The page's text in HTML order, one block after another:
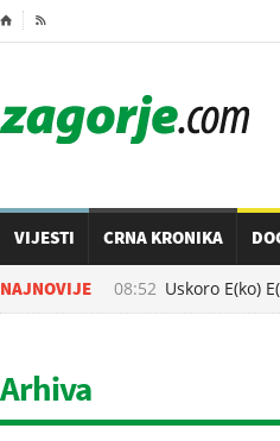
⌂ 
VIJESTI CRNA KRONIKA
NAJNOVIJE
u 08:52 Uskoro E(ko)
Arhiva